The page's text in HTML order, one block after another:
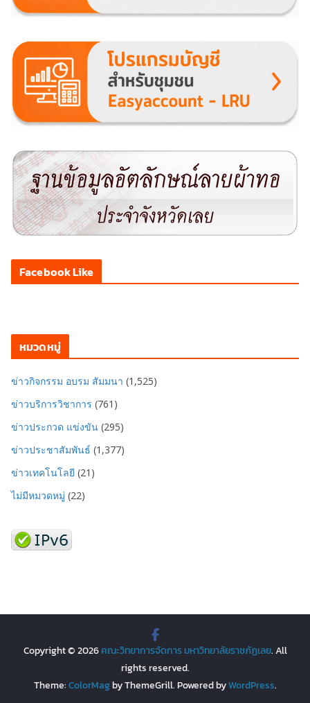
Facebook Like
หมวดหมู่
ข่าวกิจกรรม อบรม สัมมนา (1,525)
ข่าวบริการวิชาการ (761)
ข่าวประกวด แข่งขัน (295)
ข่าวประชาสัมพันธ์ (1,377)
ข่าวเทคโนโลยี (21)
ไม่มีหมวดหมู่ (22)
Copyright © 2026คณะวิทยาการจัดการ มหาวิทยาลัยราชภัฏเลย. All
rights reserved.
Theme:ColorMagby ThemeGrill. Powered byWordPress.